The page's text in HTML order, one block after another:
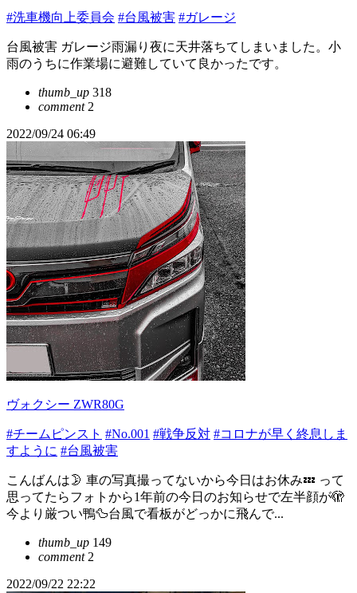
#洗車機向上委員会 #台風被害 #ガレージ
台風被害 ガレージ雨漏り夜に天井落ちてしまいました。小
雨のうちに作業場に避難していて良かったです。
thumb_up 318
comment2
2022/09/24 06:49
ヴォクシー ZWR80G
#チームピンスト #No.001 #戦争反対 #コロナが早く終息しま
すように #台風被害
こんばんは🌛 車の写真撮ってないから今日はお休み💤 って
思ってたらフォトから1年前の今日のお知らせで左半顔が🫣
今より厳つい鴨🦆台風で看板がどっかに飛んで...
thumb_up 149
comment2
2022/09/22 22:22